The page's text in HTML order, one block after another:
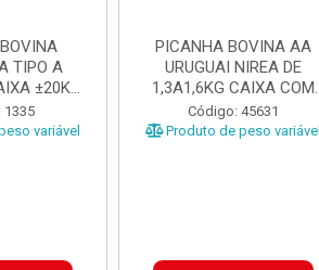
TIPO A
±20KG
1...
1335
variável
PICANHA BOVINA AA
URUGUAI NIREA DE
1,3A1,6KG CAIXA COM
±15KG
Código: 45631
Produto de peso variável